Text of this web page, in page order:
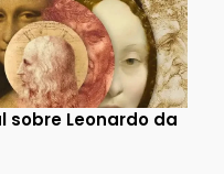
sobre Leonardo da